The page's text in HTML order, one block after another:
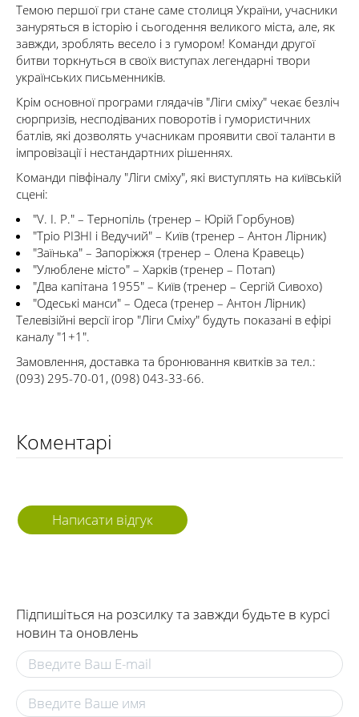
Темою першої гри стане саме столиця України, учасники
зануряться в історію і сьогодення великого міста, але, як
завжди, зроблять весело і з гумором! Команди другої
битви торкнуться в своїх виступах легендарні твори
українських письменників.
Крім основної програми глядачів "Ліги сміху" чекає безліч
сюрпризів, несподіваних поворотів і гумористичних
батлів, які дозволять учасникам проявити свої таланти в
імпровізації і нестандартних рішеннях.
Команди півфіналу "Ліги сміху", які виступлять на київській
сцені:
"V. I. P." – Тернопіль (тренер – Юрій Горбунов)
"Тріо РІЗНІ і Ведучий" – Київ (тренер – Антон Лірник)
"Заїнька" – Запоріжжя (тренер – Олена Кравець)
"Улюблене місто" – Харків (тренер – Потап)
"Два капітана 1955" – Київ (тренер – Сергій Сивохо)
"Одеські манси" – Одеса (тренер – Антон Лірник)
Телевізійні версії ігор "Ліги Сміху" будуть показані в ефірі
каналу "1+1".
Замовлення, доставка та бронювання квитків за тел.:
(093) 295-70-01, (098) 043-33-66.
Коментарі
Написати відгук
Підпишіться на розсилку та завжди будьте в курсі
новин та оновлень